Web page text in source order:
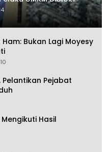
Bukan Lagi Moyesy
10
Pejabat
Hasil